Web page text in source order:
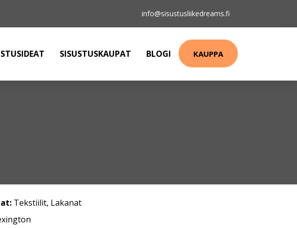
info@sisustusliikedreams.fi
SISUSTUSKAUPAT BLOGI KAUPPA
Tekstiilit, Lakanat